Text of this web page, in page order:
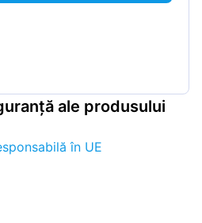
ale produsului
în UE